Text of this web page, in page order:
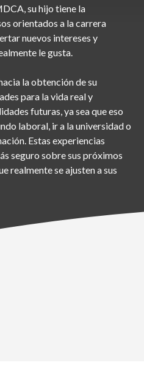
su hijo tiene la
orientados a la carrera
nuevos intereses y
le gusta.
la obtención de su
para la vida real y
futuras, ya sea que eso
laboral, ir a la universidad o
Estas experiencias
seguro sobre sus próximos
realmente se ajusten a sus